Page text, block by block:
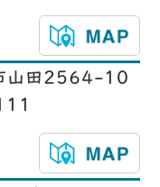
山田2564-10